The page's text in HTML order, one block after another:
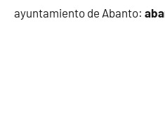
ayuntamiento de Abanto: